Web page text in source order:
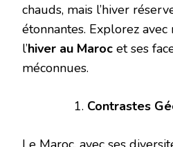
chauds, mais l’hiver
étonnantes. Explorez
l’hiver au Maroc et ses
méconnues.
Contrastes